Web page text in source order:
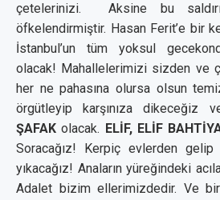
çetelerinizi. Aksine bu
öfkelendirmiştir. Hasan Ferit’e bir
İstanbul’un tüm yoksul
olacak! Mahallelerimizi sizden ve
her ne pahasına olursa olsun
örgütleyip karşınıza dikeceğiz
ŞAFAK olacak. ELİF, ELİF
Soracağız! Kerpiç evlerden gelip
yıkacağız! Anaların yüreğindeki
Adalet bizim ellerimizdedir. Ve